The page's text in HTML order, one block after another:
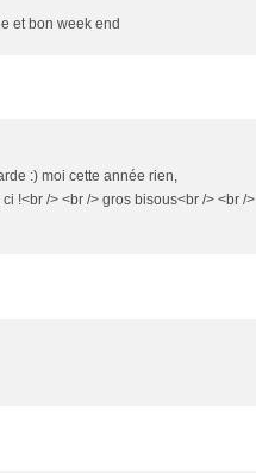
et bon week end
:) moi cette année rien,
!<br /> <br /> gros bisous<br /> <br />